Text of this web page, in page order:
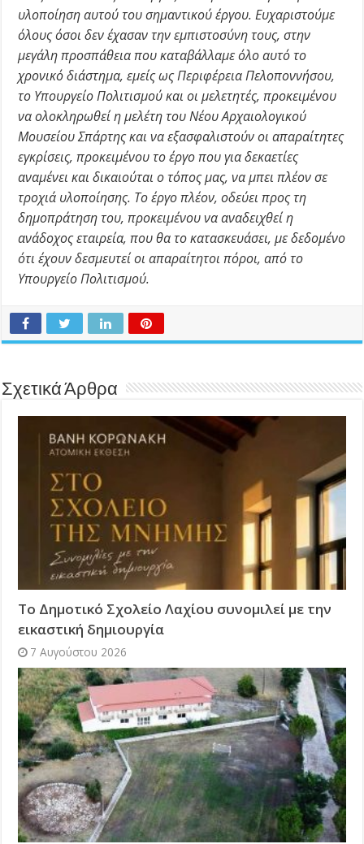
υλοποίηση αυτού του σημαντικού έργου. Ευχαριστούμε
όλους όσοι δεν έχασαν την εμπιστοσύνη τους, στην
μεγάλη προσπάθεια που καταβάλλαμε όλο αυτό το
χρονικό διάστημα, εμείς ως Περιφέρεια Πελοποννήσου,
το Υπουργείο Πολιτισμού και οι μελετητές, προκειμένου
να ολοκληρωθεί η μελέτη του Νέου Αρχαιολογικού
Μουσείου Σπάρτης και να εξασφαλιστούν οι απαραίτητες
εγκρίσεις, προκειμένου το έργο που για δεκαετίες
αναμένει και δικαιούται ο τόπος μας, να μπει πλέον σε
τροχιά υλοποίησης. Το έργο πλέον, οδεύει προς τη
δημοπράτηση του, προκειμένου να αναδειχθεί η
ανάδοχος εταιρεία, που θα το κατασκευάσει, με δεδομένο
ότι έχουν δεσμευτεί οι απαραίτητοι πόροι, από το
Υπουργείο Πολιτισμού.
Σχετικά Άρθρα
Το Δημοτικό Σχολείο Λαχίου συνομιλεί με την
εικαστική δημιουργία
7 Αυγούστου 2026